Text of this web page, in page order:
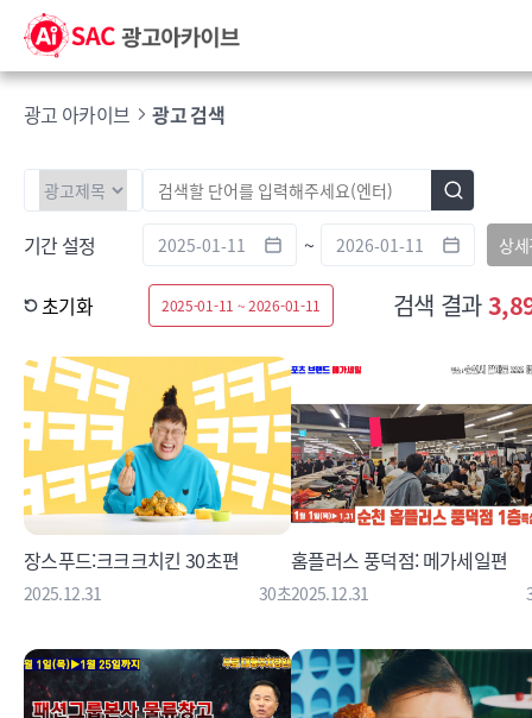
광고 아카이브 광고 검색
기간 설정 ~ 상
초기화 2025-01-11 ~ 2026-01-11 검색 결과
장스푸드:크크크치킨 30초편
2025.12.31 30초
홈플러스 풍덕점: 메가세일편
2025.12.31